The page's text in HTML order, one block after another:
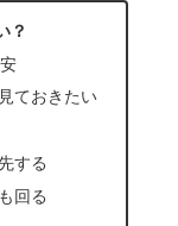
？
ておきたい
する
回る